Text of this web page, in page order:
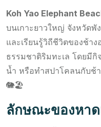
Koh Yao Elephant
บนเกาะยาวใหญ่ จังหวัดพั
และเรียนรู้วิถีชีวิตของช้า
ธรรมชาติริมทะเล โดยมีกิ
น้ำ หรือทำสปาโคลนกับช้
🐘🏖️
ลักษณะของหาด